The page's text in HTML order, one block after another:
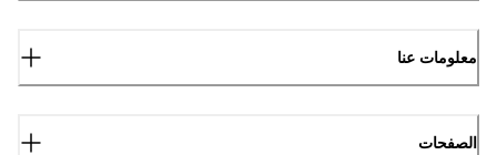
معلومات عنا
الصفحات